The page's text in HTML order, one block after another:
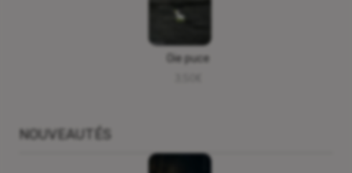
Oie puce
NOUVEAUTÉS